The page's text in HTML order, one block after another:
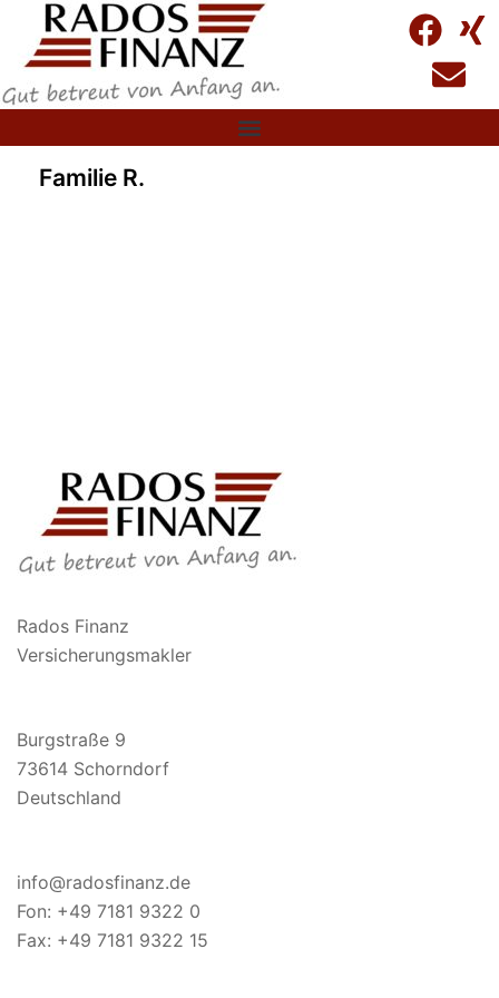
Familie R.
Rados Finanz
Versicherungsmakler
Burgstraße 9
73614 Schorndorf
Deutschland
info@radosfinanz.de
Fon: +49 7181 9322 0
Fax: +49 7181 9322 15